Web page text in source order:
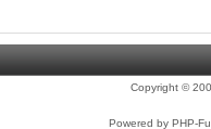
Copyright ©
Powered by PHP-